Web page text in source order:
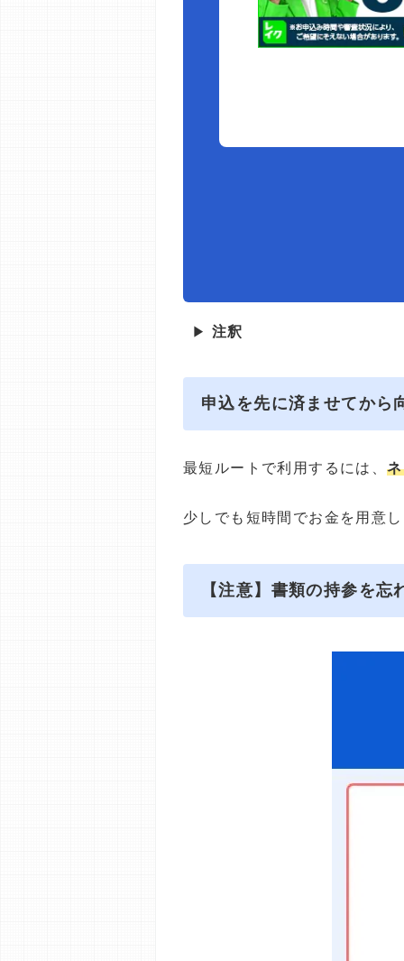
▶ 注釈
申込を先に済ませてから
最短ルートで利用するには、
少しでも短時間でお金を用意
【注意】書類の持参を忘